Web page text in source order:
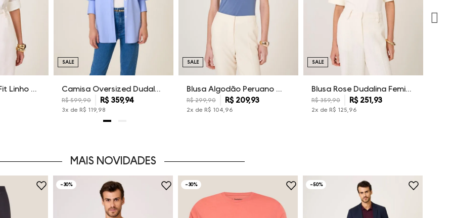
Camisa Regular Fit Linho Dudalina Feminina Camisa Oversized Dudalina Feminina
R$ 599,90 R$ 359,94
3x de R$ 119, 98
SALE
Blusa Algodão Peruano Dudalina Feminina
R$ 299,90 R$ 209,93
2x de R$ 104 96
SALE
Blusa Rose Dudalina Feminina
R$ 359,90 R$ 251,93
2x de R$ 125 96
SALE
MAIS NOVIDADES
-30% -30% -50%